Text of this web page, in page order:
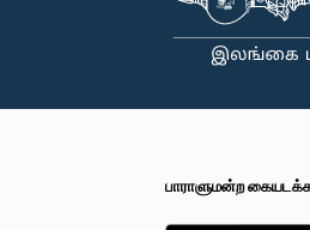
பாராளுமன்ற கையடக்க